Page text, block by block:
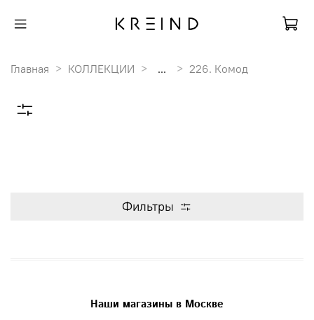
Главная КОЛЛЕКЦИИ ... 226. Комод
Фильтры
Наши магазины в Москве